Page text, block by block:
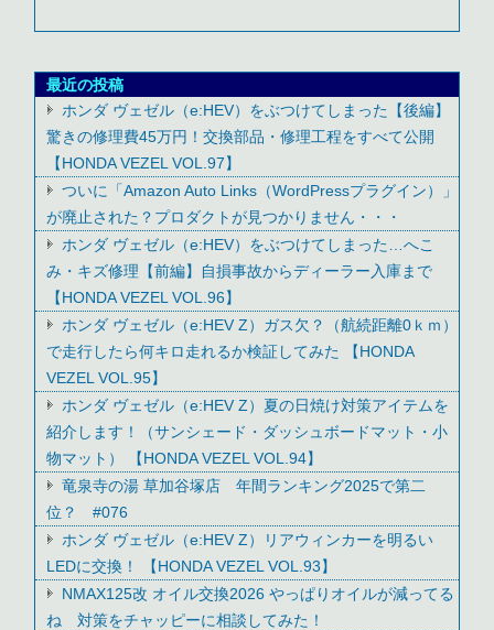
最近の投稿
ホンダ ヴェゼル（e:HEV）をぶつけてしまった【後編】
驚きの修理費45万円！交換部品・修理工程をすべて公開
【HONDA VEZEL VOL.97】
ついに「Amazon Auto Links（WordPressプラグイン）」
が廃止された？プロダクトが見つかりません・・・
ホンダ ヴェゼル（e:HEV）をぶつけてしまった…へこ
み・キズ修理【前編】自損事故からディーラー入庫まで
【HONDA VEZEL VOL.96】
ホンダ ヴェゼル（e:HEV Z）ガス欠？（航続距離0ｋｍ）
で走行したら何キロ走れるか検証してみた 【HONDA
VEZEL VOL.95】
ホンダ ヴェゼル（e:HEV Z）夏の日焼け対策アイテムを
紹介します！（サンシェード・ダッシュボードマット・小
物マット） 【HONDA VEZEL VOL.94】
竜泉寺の湯 草加谷塚店 年間ランキング2025で第二
位？ #076
ホンダ ヴェゼル（e:HEV Z）リアウィンカーを明るい
LEDに交換！ 【HONDA VEZEL VOL.93】
NMAX125改 オイル交換2026 やっぱりオイルが減ってる
ね 対策をチャッピーに相談してみた！